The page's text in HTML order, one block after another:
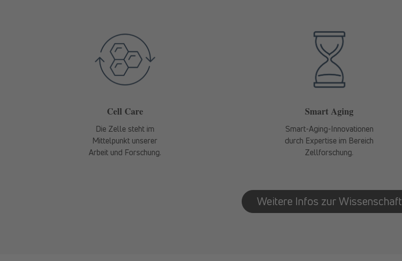
Cell Care
Die Zelle steht im
Mittelpunkt unserer
Arbeit und Forschung.
Smart Aging
Smart-Aging-Innovationen
durch Expertise im Bereich
Zellforschung.
Weitere Infos zur Wissenschaft